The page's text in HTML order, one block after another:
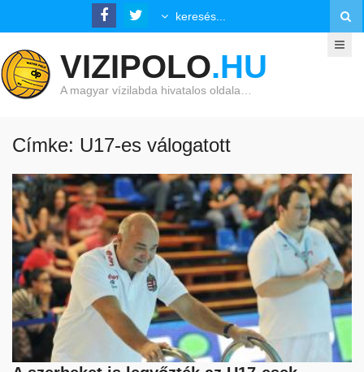
VIZIPOLO.HU
A magyar vízilabda hivatalos oldala…
Címke: U17-es válogatott